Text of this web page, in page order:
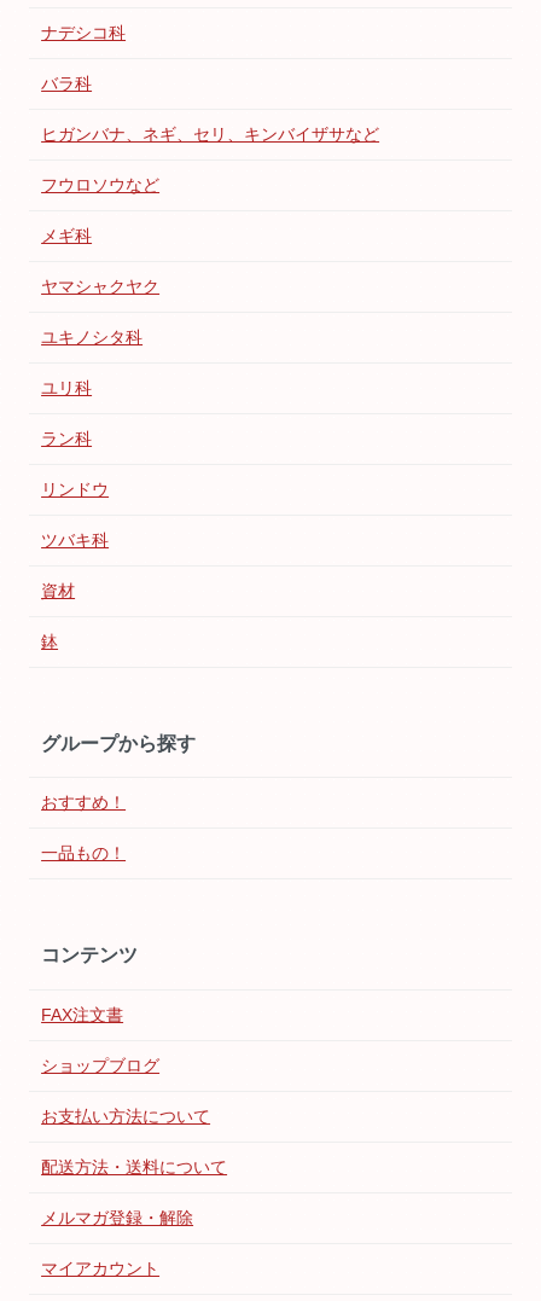
ナデシコ科
バラ科
ヒガンバナ、ネギ、セリ、キンバイザサなど
フウロソウなど
メギ科
ヤマシャクヤク
ユキノシタ科
ユリ科
ラン科
リンドウ
ツバキ科
資材
鉢
グループから探す
おすすめ！
一品もの！
コンテンツ
FAX注文書
ショップブログ
お支払い方法について
配送方法・送料について
メルマガ登録・解除
マイアカウント